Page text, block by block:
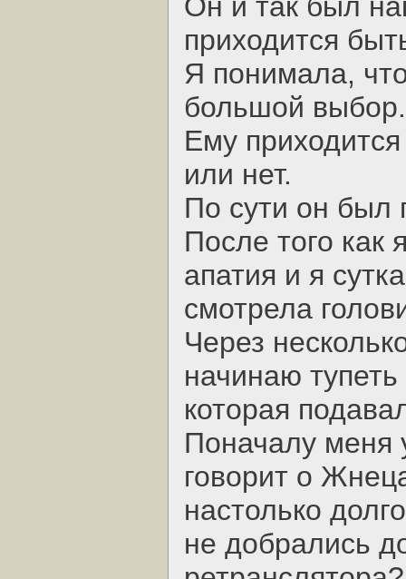
приходится
Я понимала,
большой выбор.
Ему
или нет.
По сути он был
После того как
апатия и я
смотрела
Через
начинаю
которая
Поначалу меня
говорит о
настолько
не добрались